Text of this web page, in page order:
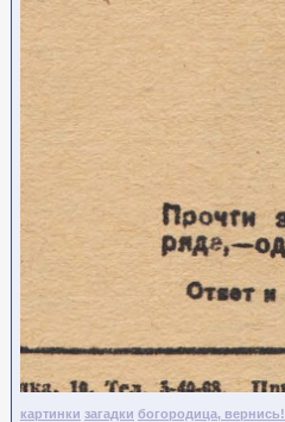
картинки загадки богородица, вернись!